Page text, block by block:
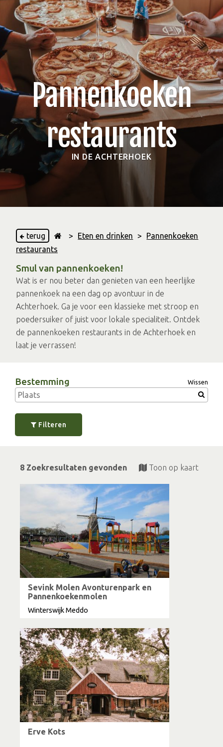
Pannenkoeken
restaurants
IN DE ACHTERHOEK
terug > Eten en drinken >
Pannenkoeken
restaurants
Smul van pannenkoeken!
Wat is er nou beter dan genieten van een heerlijke
pannenkoek na een dag op avontuur in de
Achterhoek. Ga je voor een klassieke met stroop en
poedersuiker of juist voor lokale specialiteit. Ontdek
de pannenkoeken restaurants in de Achterhoek en
laat je verrassen!
Bestemming Wissen
Filteren
8 Zoekresultaten gevonden Toon op kaart
Sevink Molen Avonturenpark en
Pannenkoekenmolen
Winterswijk Meddo
Erve Kots